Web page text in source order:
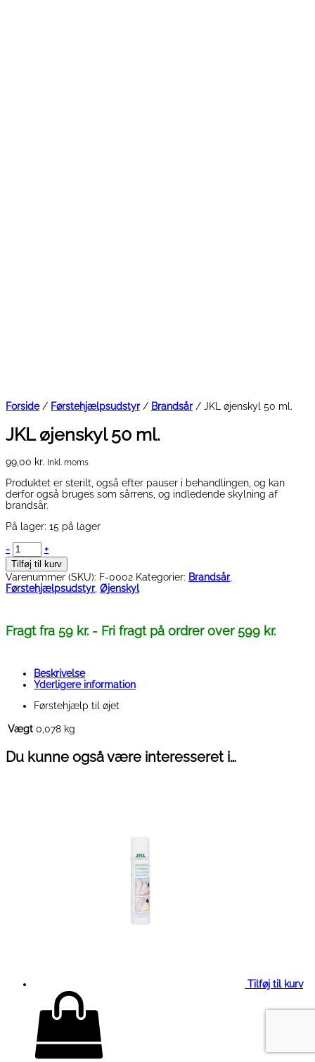
Forside/ Førstehjælpsudstyr/ Brandsår/ JKL øjenskyl 50 ml.
JKL øjenskyl 50 ml.
99,00 kr. Inkl. moms
Produktet er sterilt, også efter pauser i behandlingen, og kan
derfor også bruges som sårrens, og indledende skylning af
brandsår.
På lager: 15 på lager
- JKL
øjenskyl
50
ml.
antal
+
Tilføj til kurv
Varenummer (SKU): F-0002 Kategorier: Brandsår,
Førstehjælpsudstyr, Øjenskyl
Fragt fra 59 kr. - Fri fragt på ordrer over 599 kr.
Beskrivelse
Yderligere information
Førstehjælp til øjet
Vægt 0,078 kg
Du kunne også være interesseret i…
Tilføj til kurv